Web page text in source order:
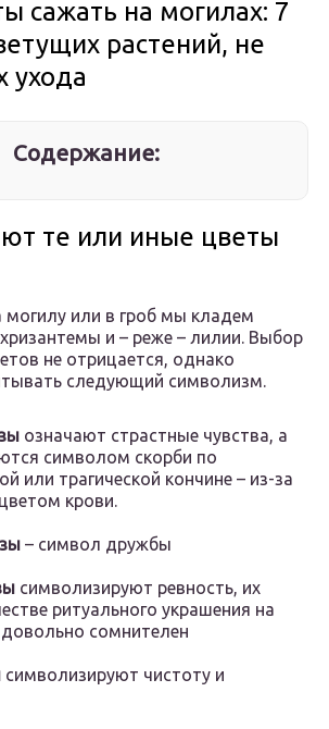
сажать на могилах: 7
растений, не
ухода
Содержание:
те или иные цветы
или в гроб мы кладем
и – реже – лилии. Выбор
не отрицается, однако
следующий символизм.
означают страстные чувства, а
символом скорби по
или трагической кончине – из-за
крови.
– символ дружбы
символизируют ревность, их
ритуального украшения на
сомнителен
символизируют чистоту и